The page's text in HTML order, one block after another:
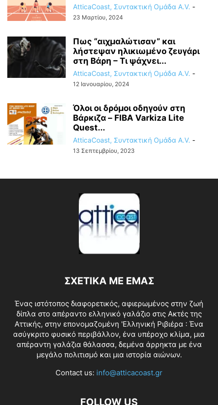
AtticaCoast, Συντακτική Ομάδα A.V. -
23 Μαρτίου, 2024
Πως “αιχμαλώτισαν” και
λήστεψαν ηλικιωμένο ζευγάρι
στη Βάρη – Τι ψάχνει...
AtticaCoast, Συντακτική Ομάδα A.V. -
12 Ιανουαρίου, 2024
Όλοι οι δρόμοι οδηγούν στη
Βάρκιζα – FIBA Varkiza Lite
Quest...
AtticaCoast, Συντακτική Ομάδα A.V. -
13 Σεπτεμβρίου, 2023
ΣΧΕΤΙΚΑ ΜΕ ΕΜΑΣ
Ένας ιστότοπος διαφορετικός, αφιερωμένος στην ζωή
δίπλα στο απέραντο ελληνικό γαλάζιο στις Ακτές της
Αττικής, στην επονομαζομένη 'Ελληνική Ριβιέρα : Ένα
ασύγκριτο φυσικό περιβάλλον, ένα υπέροχο κλίμα, μια
απέραντη γαλάζια θάλασσα, δεμένα άρρηκτα με ένα
μεγάλο πολιτισμό και μια ιστορία αιώνων.
Contact us: info@atticacoast.gr
FOLLOW US